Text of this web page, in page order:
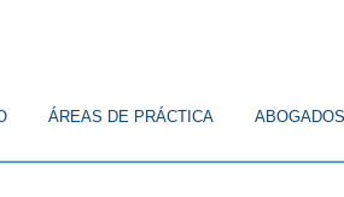
ÁREAS DE PRÁCTICA ABOGADOS